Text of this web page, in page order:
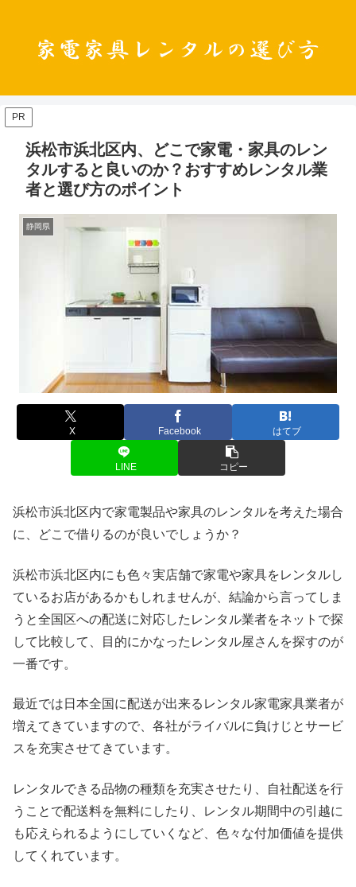
PR
浜松市浜北区内、どこで家電・家具のレン
タルすると良いのか？おすすめレンタル業
者と選び方のポイント
静岡県
X Facebook はてブ
LINE コピー
浜松市浜北区内で家電製品や家具のレンタルを考えた場合
に、どこで借りるのが良いでしょうか？
浜松市浜北区内にも色々実店舗で家電や家具をレンタルし
ているお店があるかもしれませんが、結論から言ってしま
うと全国区への配送に対応したレンタル業者をネットで探
して比較して、目的にかなったレンタル屋さんを探すのが
一番です。
最近では日本全国に配送が出来るレンタル家電家具業者が
増えてきていますので、各社がライバルに負けじとサービ
スを充実させてきています。
レンタルできる品物の種類を充実させたり、自社配送を行
うことで配送料を無料にしたり、レンタル期間中の引越に
も応えられるようにしていくなど、色々な付加価値を提供
してくれています。